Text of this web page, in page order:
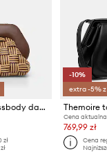
Themoire torebka crossbody damska z imitacji skóry
zł
-10%
extra -5% z
Themoire
Cena
769,99 zł
Cena